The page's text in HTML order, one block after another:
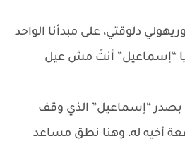
دلوقتي، على مبدأنا الواحد
يا “إسماعيل” أنتَ مش عيل
“إسماعيل” الذي وقف
أخيه له، وهنا نطق مساعد